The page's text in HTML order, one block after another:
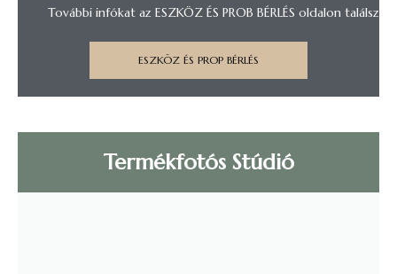
További infókat az ESZKÖZ ÉS PROB BÉRLÉS oldalon találsz
ESZKÖZ ÉS PROP BÉRLÉS
Termékfotós Stúdió